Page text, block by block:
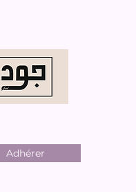
Adhérer